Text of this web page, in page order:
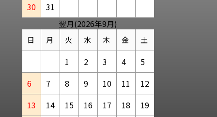
30
31
翌月(2026年9月)
日 月 火 水 木 金 土
1 2 3 4
5
6
7 8 9 10 11
12
13
14 15 16 17 18
19